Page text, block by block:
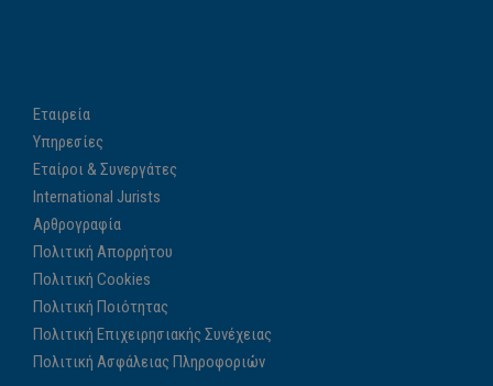
Εταιρεία
Υπηρεσίες
Εταίροι & Συνεργάτες
International Jurists
Αρθρογραφία
Πολιτική Απορρήτου
Πολιτική Cookies
Πολιτική Ποιότητας
Πολιτική Επιχειρησιακής Συνέχειας
Πολιτική Ασφάλειας Πληροφοριών